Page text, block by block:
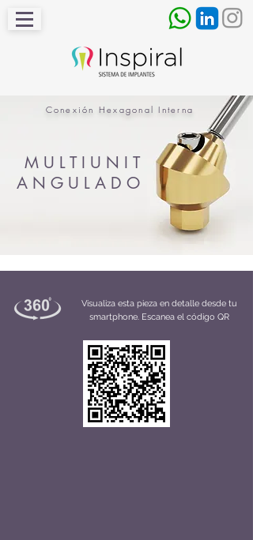
Conexión Hexagonal Interna
MULTIUNIT
ANGULADO
Visualiza esta pieza en detalle desde tu
smartphone. Escanea el código QR